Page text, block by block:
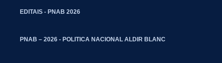
EDITAIS - PNAB 2026
PNAB – 2026 - POLITICA NACIONAL ALDIR BLANC